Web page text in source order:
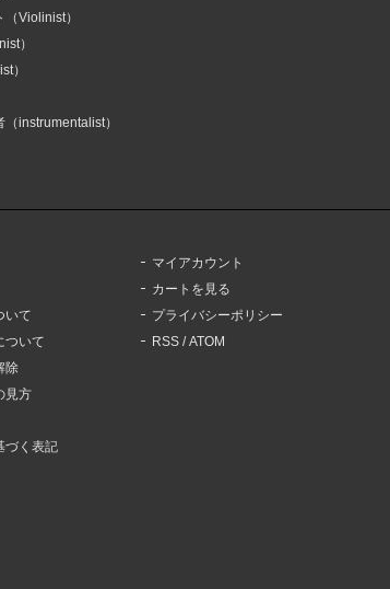
Violinist）
）
）
instrumentalist）
いて
ついて
除
見方
づく表記
マイアカウント
カートを見る
プライバシーポリシー
RSS /ATOM